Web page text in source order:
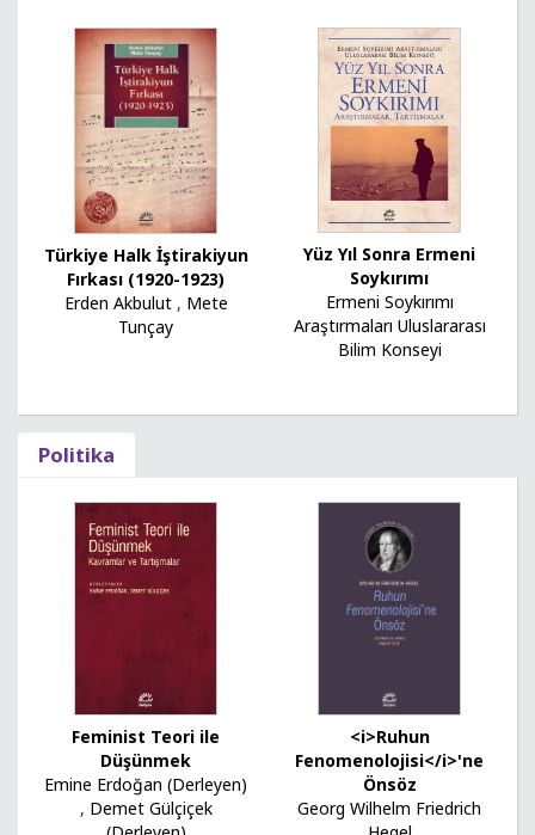
Türkiye Halk İştirakiyun
Fırkası (1920-1923)
Erden Akbulut, Mete
Tunçay
Yüz Yıl Sonra Ermeni
Soykırımı
Ermeni Soykırımı
Araştırmaları Uluslararası
Bilim Konseyi
Politika
Feminist Teori ile
Düşünmek
Emine Erdoğan (Derleyen)
, Demet Gülçiçek
<i>Ruhun
Fenomenolojisi</i>'ne
Önsöz
Georg Wilhelm Friedrich